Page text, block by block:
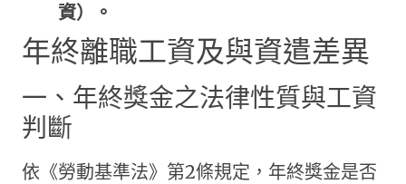
資）。
年終離職工資及與資遣差異
一、年終獎金之法律性質與工資
判斷
依《勞動基準法》第2條規定，年終獎金是否